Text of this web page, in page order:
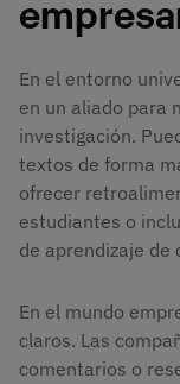
En el entorno
en un aliado para
investigación.
textos de forma
ofrecer
estudiantes o
de aprendizaje de
En el mundo
claros. Las
comentarios o